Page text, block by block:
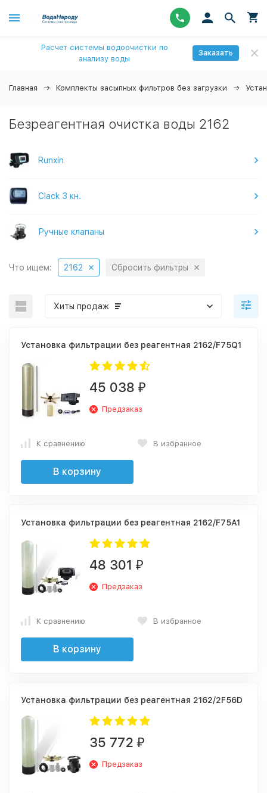
Расчет системы водоочистки по
анализу воды
Заказать
Главная Комплекты засыпных фильтров без загрузки
Безреагентная очистка воды 2162
Runxin
Clack 3 кн.
Ручные клапаны
Что ищем: 2162 Сбросить фильтры
Хиты продаж
Установка фильтрации без реагентная 2162/F75Q1
45 038 ₽
Предзаказ
К сравнению В избранное
В корзину
Установка фильтрации без реагентная 2162/F75A1
48 301 ₽
Предзаказ
К сравнению В избранное
В корзину
Установка фильтрации без реагентная 2162/2F56D
35 772 ₽
Предзаказ